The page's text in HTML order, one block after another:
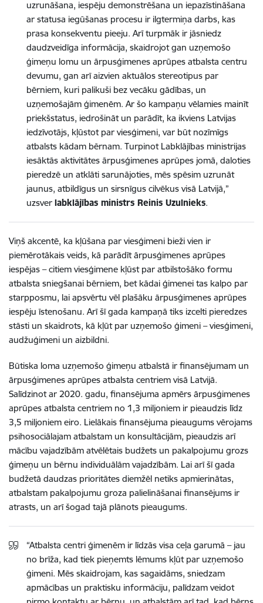
uzrunāšana, iespēju demonstrēšana un iepazīstināšana
ar statusa iegūšanas procesu ir ilgtermiņa darbs, kas
prasa konsekventu pieeju. Arī turpmāk ir jāsniedz
daudzveidīga informācija, skaidrojot gan uzņemošo
ģimeņu lomu un ārpusģimenes aprūpes atbalsta centru
devumu, gan arī aizvien aktuālos stereotipus par
bērniem, kuri palikuši bez vecāku gādības, un
uzņemošajām ģimenēm. Ar šo kampaņu vēlamies mainīt
priekšstatus, iedrošināt un parādīt, ka ikviens Latvijas
iedzīvotājs, kļūstot par viesģimeni, var būt nozīmīgs
atbalsts kādam bērnam. Turpinot Labklājības ministrijas
iesāktās aktivitātes ārpusģimenes aprūpes jomā, daloties
pieredzē un atklāti sarunājoties, mēs spēsim uzrunāt
jaunus, atbildīgus un sirsnīgus cilvēkus visā Latvijā,”
uzsver labklājības ministrs Reinis Uzulnieks.
Viņš akcentē, ka kļūšana par viesģimeni bieži vien ir
piemērotākais veids, kā parādīt ārpusģimenes aprūpes
iespējas – citiem viesģimene kļūst par atbilstošāko formu
atbalsta sniegšanai bērniem, bet kādai ģimenei tas kalpo par
starpposmu, lai apsvērtu vēl plašāku ārpusģimenes aprūpes
iespēju īstenošanu. Arī šī gada kampaņā tiks izcelti pieredzes
stāsti un skaidrots, kā kļūt par uzņemošo ģimeni – viesģimeni,
audžuģimeni un aizbildni.
Būtiska loma uzņemošo ģimeņu atbalstā ir finansējumam un
ārpusģimenes aprūpes atbalsta centriem visā Latvijā.
Salīdzinot ar 2020. gadu, finansējuma apmērs ārpusģimenes
aprūpes atbalsta centriem no 1,3 miljoniem ir pieaudzis līdz
3,5 miljoniem eiro. Lielākais finansējuma pieaugums vērojams
psihosociālajam atbalstam un konsultācijām, pieaudzis arī
mācību vajadzībām atvēlētais budžets un pakalpojumu grozs
ģimeņu un bērnu individuālām vajadzībām. Lai arī šī gada
budžetā daudzas prioritātes diemžēl netiks apmierinātas,
atbalstam pakalpojumu groza palielināšanai finansējums ir
atrasts, un arī šogad tajā plānots pieaugums.
“Atbalsta centri ģimenēm ir līdzās visa ceļa garumā – jau
no brīža, kad tiek pieņemts lēmums kļūt par uzņemošo
ģimeni. Mēs skaidrojam, kas sagaidāms, sniedzam
apmācības un praktisku informāciju, palīdzam veidot